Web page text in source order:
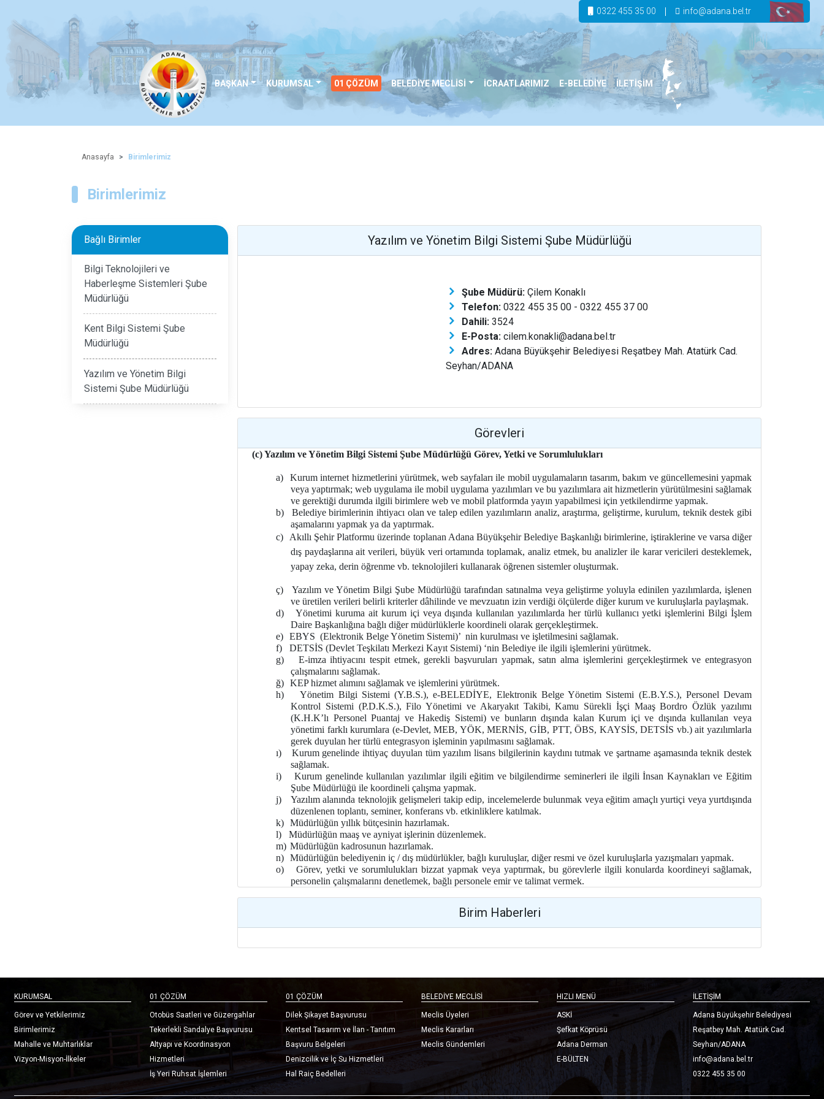
0322 455 35 00 info@adana.bel.tr
BAŞKAN KURUMSAL 01 ÇÖZÜM BELEDİYE MECLİSİ İCRAATLARIMIZ E-BELEDİYE İLETİŞİM
Anasayfa Birimlerimiz
Birimlerimiz
Bağlı Birimler
Bilgi Teknolojileri ve
Haberleşme Sistemleri Şube
Müdürlüğü
Kent Bilgi Sistemi Şube
Müdürlüğü
Yazılım ve Yönetim Bilgi
Sistemi Şube Müdürlüğü
Yazılım ve Yönetim Bilgi Sistemi Şube Müdürlüğü
Şube Müdürü: Çilem Konaklı
Telefon: 0322 455 35 00 - 0322 455 37 00
Dahili: 3524
E-Posta: cilem.konakli@adana.bel.tr
Adres: Adana Büyükşehir Belediyesi Reşatbey Mah. Atatürk Cad.
Seyhan/ADANA
Görevleri
(c) Yazılım ve Yönetim Bilgi Sistemi Şube Müdürlüğü Görev, Yetki ve Sorumlulukları
a)
Kurum internet hizmetlerini yürütmek, web sayfaları ile mobil uygulamaların tasarım, bakım ve güncellemesini yapmak
veya yaptırmak; web uygulama ile mobil uygulama yazılımları ve bu yazılımlara ait hizmetlerin yürütülmesini sağlamak
ve gerektiği durumda ilgili birimlere web ve mobil platformda yayın yapabilmesi için yetkilendirme yapmak.
b)
Belediye birimlerinin ihtiyacı olan ve talep edilen yazılımların analiz, araştırma, geliştirme, kurulum, teknik destek gibi
aşamalarını yapmak ya da yaptırmak.
c)
Akıllı Şehir Platformu üzerinde toplanan Adana Büyükşehir Belediye Başkanlığı birimlerine, iştiraklerine ve varsa diğer
dış paydaşlarına ait verileri, büyük veri ortamında toplamak, analiz etmek, bu analizler ile karar vericileri desteklemek,
yapay zeka, derin öğrenme vb. teknolojileri kullanarak öğrenen sistemler oluşturmak.
ç)
Yazılım ve Yönetim Bilgi Şube Müdürlüğü tarafından satınalma veya geliştirme yoluyla edinilen yazılımlarda, işlenen
ve üretilen verileri belirli kriterler dâhilinde ve mevzuatın izin verdiği ölçülerde diğer kurum ve kuruluşlarla paylaşmak.
d)
Yönetimi kuruma ait kurum içi veya dışında kullanılan yazılımlarda her türlü kullanıcı yetki işlemlerini Bilgi İşlem
Daire Başkanlığına bağlı diğer müdürlüklerle koordineli olarak gerçekleştirmek.
e) EBYS (Elektronik Belge Yönetim Sistemi)’ nin kurulması ve işletilmesini sağlamak.
f)
DETSİS (Devlet Teşkilatı Merkezi Kayıt Sistemi) ‘nin Belediye ile ilgili işlemlerini yürütmek.
g)
E-imza ihtiyacını tespit etmek, gerekli başvuruları yapmak, satın alma işlemlerini gerçekleştirmek ve entegrasyon
çalışmalarını sağlamak.
ğ) KEP hizmet alımını sağlamak ve işlemlerini yürütmek.
h)
Yönetim Bilgi Sistemi (Y.B.S.), e-BELEDİYE, Elektronik Belge Yönetim Sistemi (E.B.Y.S.), Personel Devam
Kontrol Sistemi (P.D.K.S.), Filo Yönetimi ve Akaryakıt Takibi, Kamu Sürekli İşçi Maaş Bordro Özlük yazılımı
(K.H.K’lı Personel Puantaj ve Hakediş Sistemi) ve bunların dışında kalan Kurum içi ve dışında kullanılan veya
yönetimi farklı kurumlara (e-Devlet, MEB, YÖK, MERNİS, GİB, PTT, ÖBS, KAYSİS, DETSİS vb.) ait yazılımlarla
gerek duyulan her türlü entegrasyon işleminin yapılmasını sağlamak.
ı)
Kurum genelinde ihtiyaç duyulan tüm yazılım lisans bilgilerinin kaydını tutmak ve şartname aşamasında teknik destek
sağlamak.
i)
Kurum genelinde kullanılan yazılımlar ilgili eğitim ve bilgilendirme seminerleri ile ilgili İnsan Kaynakları ve Eğitim
Şube Müdürlüğü ile koordineli çalışma yapmak.
j)
Yazılım alanında teknolojik gelişmeleri takip edip, incelemelerde bulunmak veya eğitim amaçlı yurtiçi veya yurtdışında
düzenlenen toplantı, seminer, konferans vb. etkinliklere katılmak.
k) Müdürlüğün yıllık bütçesinin hazırlamak.
l)
Müdürlüğün maaş ve ayniyat işlerinin düzenlemek.
m) Müdürlüğün kadrosunun hazırlamak.
n) Müdürlüğün belediyenin iç / dış müdürlükler, bağlı kuruluşlar, diğer resmi ve özel kuruluşlarla yazışmaları yapmak.
o)
Görev, yetki ve sorumlulukları bizzat yapmak veya yaptırmak, bu görevlerle ilgili konularda koordineyi sağlamak,
personelin çalışmalarını denetlemek, bağlı personele emir ve talimat vermek.
Birim Haberleri
KURUMSAL
Görev ve Yetkilerimiz
Birimlerimiz
Mahalle ve Muhtarlıklar
Vizyon-Misyon-İlkeler
01 ÇÖZÜM
Otobüs Saatleri ve Güzergahlar
Tekerlekli Sandalye Başvurusu
Altyapı ve Koordinasyon
Hizmetleri
İş Yeri Ruhsat İşlemleri
01 ÇÖZÜM
Dilek Şikayet Başvurusu
Kentsel Tasarım ve İlan - Tanıtım
Başvuru Belgeleri
Denizcilik ve İç Su Hizmetleri
Hal Raiç Bedelleri
BELEDİYE MECLİSİ
Meclis Üyeleri
Meclis Kararları
Meclis Gündemleri
HIZLI MENÜ
ASKİ
Şefkat Köprüsü
Adana Derman
E-BÜLTEN
İLETİŞİM
Adana Büyükşehir Belediyesi
Reşatbey Mah. Atatürk Cad.
Seyhan/ADANA
info@adana.bel.tr
0322 455 35 00